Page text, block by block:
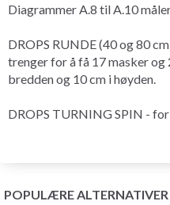
Diagrammer A.8 til A.10
DROPS RUNDE (40 og 80
trenger for å få 17 masker
bredden og 10 cm i høyden.
DROPS TURNING SPIN - for
POPULÆRE ALTERNATIVER